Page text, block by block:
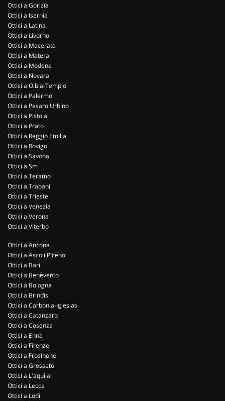
Ottici a Gorizia
Ottici a Isernia
Ottici a Latina
Ottici a Livorno
Ottici a Macerata
Ottici a Matera
Ottici a Modena
Ottici a Novara
Ottici a Olbia-Tempio
Ottici a Palermo
Ottici a Pesaro Urbino
Ottici a Pistoia
Ottici a Prato
Ottici a Reggio Emilia
Ottici a Rovigo
Ottici a Savona
Ottici a Sm
Ottici a Teramo
Ottici a Trapani
Ottici a Trieste
Ottici a Venezia
Ottici a Verona
Ottici a Viterbo
Ottici a Ancona
Ottici a Ascoli Piceno
Ottici a Bari
Ottici a Benevento
Ottici a Bologna
Ottici a Brindisi
Ottici a Carbonia-Iglesias
Ottici a Catanzaro
Ottici a Cosenza
Ottici a Enna
Ottici a Firenze
Ottici a Frosinone
Ottici a Grosseto
Ottici a L'aquila
Ottici a Lecce
Ottici a Lodi